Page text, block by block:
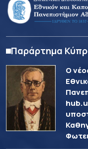
Παράρτημα
Ο